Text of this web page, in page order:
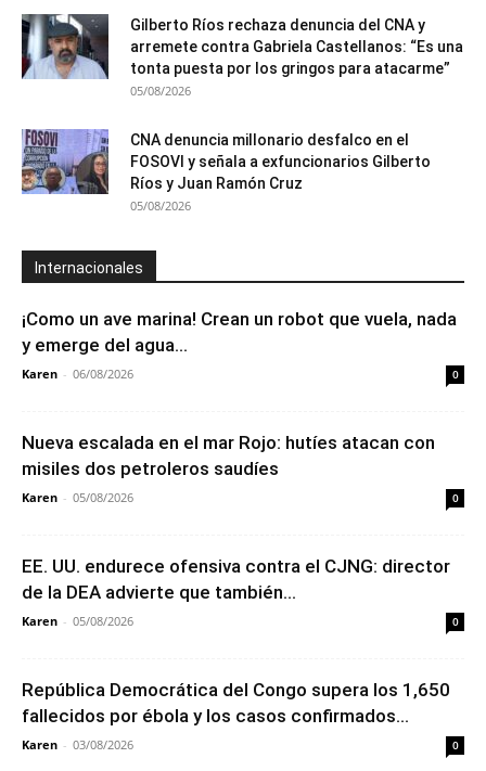
Gilberto Ríos rechaza denuncia del CNA y
arremete contra Gabriela Castellanos: “Es una
tonta puesta por los gringos para atacarme”
05/08/2026
CNA denuncia millonario desfalco en el
FOSOVI y señala a exfuncionarios Gilberto
Ríos y Juan Ramón Cruz
05/08/2026
Internacionales
¡Como un ave marina! Crean un robot que vuela, nada
y emerge del agua...
Karen - 06/08/2026 0
Nueva escalada en el mar Rojo: hutíes atacan con
misiles dos petroleros saudíes
Karen - 05/08/2026 0
EE. UU. endurece ofensiva contra el CJNG: director
de la DEA advierte que también...
Karen - 05/08/2026 0
República Democrática del Congo supera los 1,650
fallecidos por ébola y los casos confirmados...
Karen - 03/08/2026 0